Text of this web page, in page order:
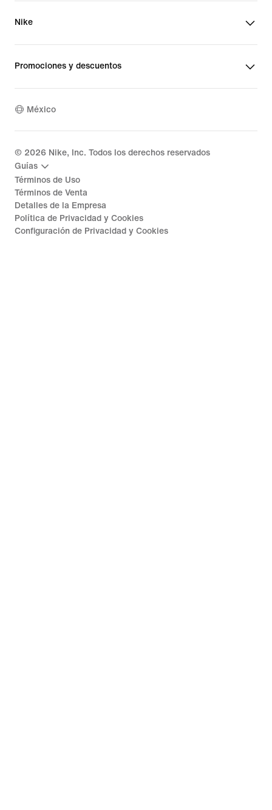
Nike
Promociones y descuentos
México
© 2026 Nike, Inc. Todos los derechos reservados
Guías
Términos de Uso
Términos de Venta
Detalles de la Empresa
Política de Privacidad y Cookies
Configuración de Privacidad y Cookies